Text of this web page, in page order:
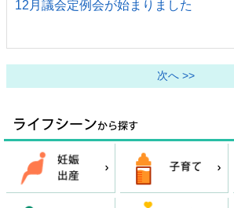
12月議会定例会が始まりました
次へ >>